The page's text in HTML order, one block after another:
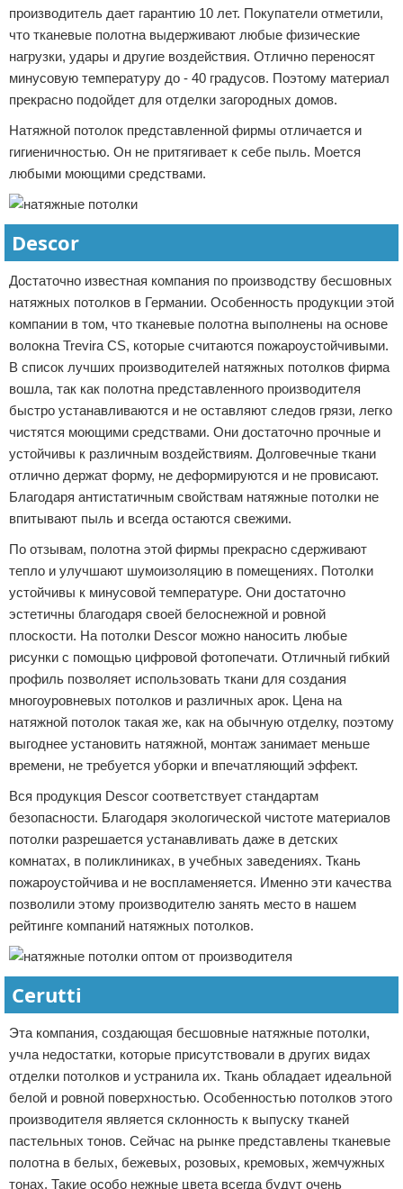
производитель дает гарантию 10 лет. Покупатели отметили,
что тканевые полотна выдерживают любые физические
нагрузки, удары и другие воздействия. Отлично переносят
минусовую температуру до - 40 градусов. Поэтому материал
прекрасно подойдет для отделки загородных домов.
Натяжной потолок представленной фирмы отличается и
гигиеничностью. Он не притягивает к себе пыль. Моется
любыми моющими средствами.
Descor
Достаточно известная компания по производству бесшовных
натяжных потолков в Германии. Особенность продукции этой
компании в том, что тканевые полотна выполнены на основе
волокна Trevira CS, которые считаются пожароустойчивыми.
В список лучших производителей натяжных потолков фирма
вошла, так как полотна представленного производителя
быстро устанавливаются и не оставляют следов грязи, легко
чистятся моющими средствами. Они достаточно прочные и
устойчивы к различным воздействиям. Долговечные ткани
отлично держат форму, не деформируются и не провисают.
Благодаря антистатичным свойствам натяжные потолки не
впитывают пыль и всегда остаются свежими.
По отзывам, полотна этой фирмы прекрасно сдерживают
тепло и улучшают шумоизоляцию в помещениях. Потолки
устойчивы к минусовой температуре. Они достаточно
эстетичны благодаря своей белоснежной и ровной
плоскости. На потолки Descor можно наносить любые
рисунки с помощью цифровой фотопечати. Отличный гибкий
профиль позволяет использовать ткани для создания
многоуровневых потолков и различных арок. Цена на
натяжной потолок такая же, как на обычную отделку, поэтому
выгоднее установить натяжной, монтаж занимает меньше
времени, не требуется уборки и впечатляющий эффект.
Вся продукция Descor соответствует стандартам
безопасности. Благодаря экологической чистоте материалов
потолки разрешается устанавливать даже в детских
комнатах, в поликлиниках, в учебных заведениях. Ткань
пожароустойчива и не воспламеняется. Именно эти качества
позволили этому производителю занять место в нашем
рейтинге компаний натяжных потолков.
Cerutti
Эта компания, создающая бесшовные натяжные потолки,
учла недостатки, которые присутствовали в других видах
отделки потолков и устранила их. Ткань обладает идеальной
белой и ровной поверхностью. Особенностью потолков этого
производителя является склонность к выпуску тканей
пастельных тонов. Сейчас на рынке представлены тканевые
полотна в белых, бежевых, розовых, кремовых, жемчужных
тонах. Такие особо нежные цвета всегда будут очень